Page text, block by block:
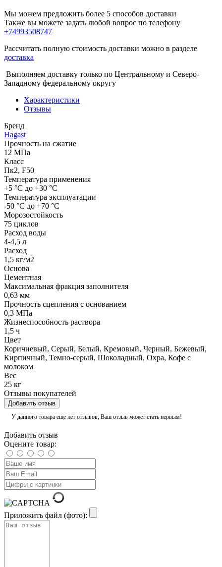
Мы можем предложить более 5 способов доставки
Также вы можете задать любой вопрос по телефону
+74993508747
Рассчитать полную стоимость доставки можно в разделе
доставка
Выполняем доставку только по Центральному и Северо-
Западному федеральному округу
Характеристики
Отзывы
Бренд
Hagast
Прочность на сжатие
12 МПа
Класс
Пк2, F50
Температура применения
+5 °С до +30 °С
Температура эксплуатации
-50 °С до +70 °С
Морозостойкость
75 циклов
Расход воды
4-4,5 л
Расход
1,5 кг/м2
Основа
Цементная
Максимальная фракция заполнителя
0,63 мм
Прочность сцепления с основанием
0,3 МПа
Жизнеспособность раствора
1,5 ч
Цвет
Коричневый, Серый, Белый, Кремовый, Черный, Бежевый,
Кирпичный, Темно-серый, Шоколадный, Охра, Кофе с
молоком
Вес
25 кг
Отзывы покупателей
Добавить отзыв
У данного товара еще нет отзывов, Ваш отзыв может стать первым!
Добавить отзыв
Оцените товар:
Приложить файл (фото):